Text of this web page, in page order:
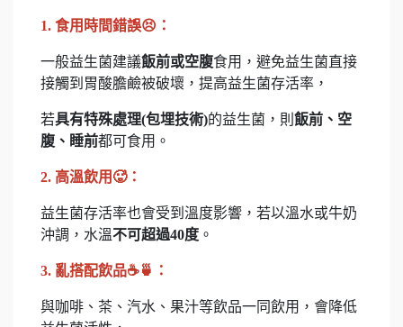
1. 食用時間錯誤😣：
一般益生菌建議飯前或空腹食用，避免益生菌直接
接觸到胃酸膽鹼被破壞，提高益生菌存活率，
若具有特殊處理(包埋技術)的益生菌，則 飯前、空
腹、睡前都可食用。
2. 高溫飲用🥵：
益生菌存活率也會受到溫度影響，若以溫水或牛奶
沖調，水溫不可超過40度 。
3. 亂搭配飲品☕🍵：
與咖啡、茶、汽水、果汁等飲品一同飲用，會降低